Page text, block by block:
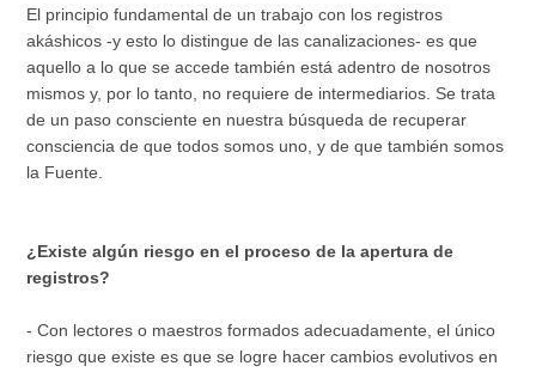
El principio fundamental de un trabajo con los registros
akáshicos -y esto lo distingue de las canalizaciones- es que
aquello a lo que se accede también está adentro de nosotros
mismos y, por lo tanto, no requiere de intermediarios. Se trata
de un paso consciente en nuestra búsqueda de recuperar
consciencia de que todos somos uno, y de que también somos
la Fuente.
¿Existe algún riesgo en el proceso de la apertura de
registros?
- Con lectores o maestros formados adecuadamente, el único
riesgo que existe es que se logre hacer cambios evolutivos en